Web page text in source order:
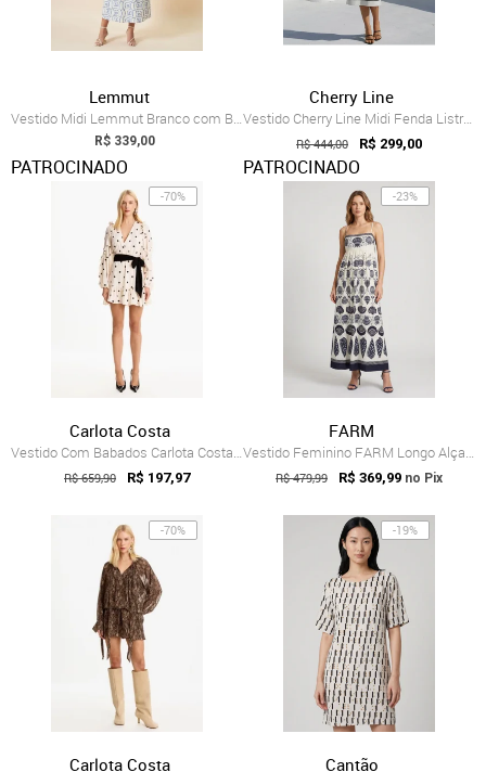
Lemmut
Vestido Midi Lemmut Branco com Bordado Azul
R$ 339,00
PATROCINADO
Cherry Line
Vestido Cherry Line Midi Fenda Listrada ...
R$ 444,00 R$ 299,00
PATROCINADO
-70%
Carlota Costa
Vestido Com Babados Carlota Costa Branco
R$ 659,90 R$ 197,97
-23%
FARM
Vestido Feminino FARM Longo Alças Finas Branco
R$ 479,99 R$ 369,99 no Pix
-70%
Carlota Costa
-19%
Cantão